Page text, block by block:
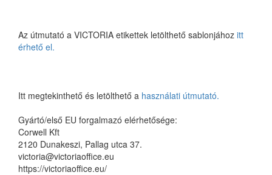
Az útmutató a VICTORIA etikettek letölthető sablonjához itt
érhető el.
Itt megtekinthető és letölthető a használati útmutató.
Gyártó/első EU forgalmazó elérhetősége:
Corwell Kft
2120 Dunakeszi, Pallag utca 37.
victoria@victoriaoffice.eu
https://victoriaoffice.eu/